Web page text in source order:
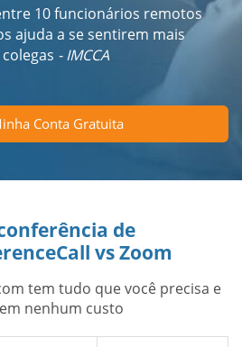
10 funcionários remotos
ajuda a se sentirem mais
- IMCCA
Conta Gratuita
de
vs Zoom
tem tudo que você precisa e
nenhum custo